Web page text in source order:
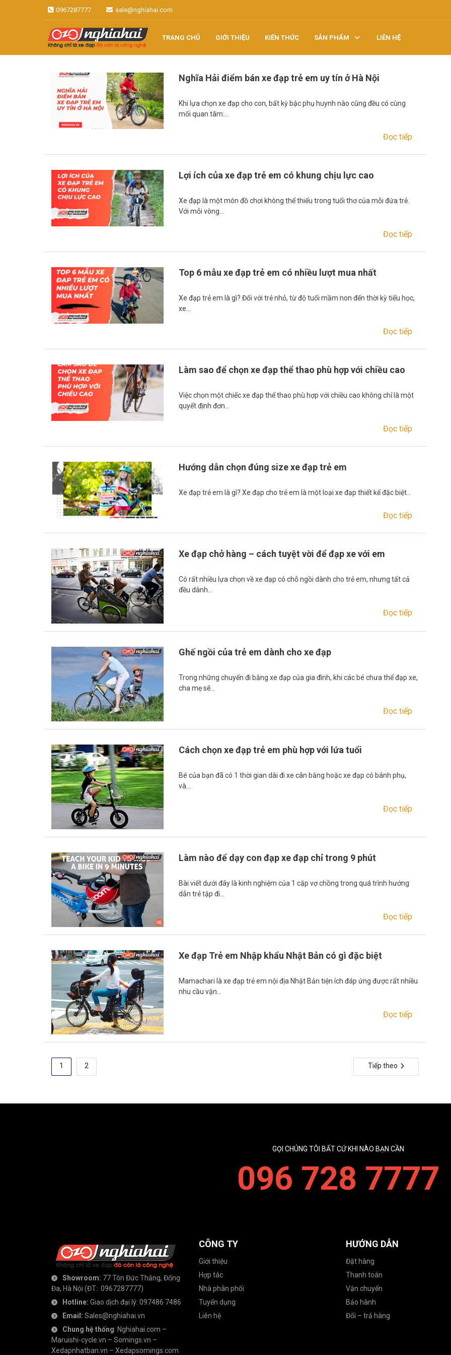
0967287777 sale@nghiahai.com
Nghĩa Hải
Không chỉ là xe đạp, đó còn là
TRANG CHỦ GIỚI THIỆU KIẾN THỨC SẢN PHẨM LIÊN HỆ
Nghĩa Hải điểm bán xe đạp trẻ em uy tín ở Hà Nội
Khi lựa chọn xe đạp cho con, bất kỳ bậc phụ huynh nào cũng đều có cùng
mối quan tâm:…
Đọc tiếp
Lợi ích của xe đạp trẻ em có khung chịu lực cao
Xe đạp là một món đồ chơi không thể thiếu trong tuổi thơ của mỗi đứa trẻ.
Với mỗi vòng…
Đọc tiếp
Top 6 mẫu xe đạp trẻ em có nhiều lượt mua nhất
Xe đạp trẻ em là gì? Đối với trẻ nhỏ, từ độ tuổi mầm non đến thời kỳ tiểu học,
xe…
Đọc tiếp
Làm sao để chọn xe đạp thể thao phù hợp với chiều cao
Việc chọn một chiếc xe đạp thể thao phù hợp với chiều cao không chỉ là một
quyết định đơn…
Đọc tiếp
Hướng dẫn chọn đúng size xe đạp trẻ em
Xe đạp trẻ em là gì? Xe đạp cho trẻ em là một loại xe đạp thiết kế đặc biệt…
Đọc tiếp
Xe đạp chở hàng – cách tuyệt vời để đạp xe với em
Có rất nhiều lựa chọn về xe đạp có chỗ ngồi dành cho trẻ em, nhưng tất cả
đều dành…
Đọc tiếp
Ghế ngồi của trẻ em dành cho xe đạp
Trong những chuyến đi bằng xe đạp của gia đình, khi các bé chưa thể đạp xe,
cha mẹ sẽ…
Đọc tiếp
Cách chọn xe đạp trẻ em phù hợp với lứa tuổi
Bé của bạn đã có 1 thời gian dài đi xe cân bằng hoặc xe đạp có bánh phụ,
và…
Đọc tiếp
Làm nào để dạy con đạp xe đạp chỉ trong 9 phút
Bài viết dưới đây là kinh nghiệm của 1 cặp vợ chồng trong quá trình hướng
dẫn trẻ tập đi…
Đọc tiếp
Xe đạp Trẻ em Nhập khẩu Nhật Bản có gì đặc biệt
Mamachari là xe đạp trẻ em nội địa Nhật Bản tiện ích đáp ứng được rất nhiều
nhu cầu vận…
Đọc tiếp
Phân
trang
viết
1 2 Tiếp theo
GỌI CHÚNG TÔI BẤT CỨ KHI NÀO BẠN CẦN
096 728 7777
Showroom: 77 Tôn Đức Thắng, Đống
Đa, Hà Nội (ĐT: 0967287777)
Hotline: Giao dịch đại lý: 097486 7486
Email: Sales@nghiahai.vn
Chung hệ thống: Nghiahai.com –
Maruishi-cycle.vn – Somings.vn –
Xedapnhatban.vn – Xedapsomings.com
CÔNG TY
Giới thiệu
Hợp tác
Nhà phân phối
Tuyển dụng
Liên hệ
HƯỚNG DẪN
Đặt hàng
Thanh toán
Vận chuyển
Bảo hành
Đổi – trả hàng